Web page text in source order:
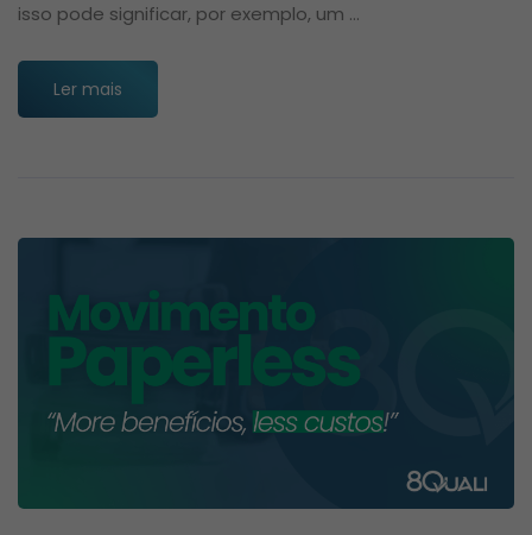
isso pode significar, por exemplo, um …
Ler mais